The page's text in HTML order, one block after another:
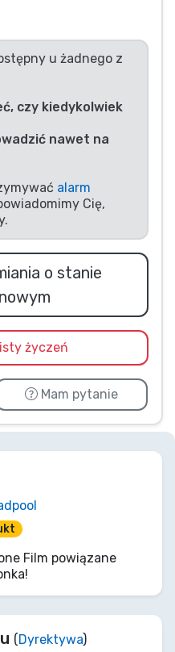
u żadnego z
czy kiedykolwiek
nawet na
alarm
Cię,
o stanie
życzeń
Mam pytanie
Film powiązane
(Dyrektywa)